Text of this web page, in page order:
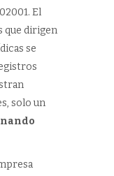
El
que dirigen
se
solo un